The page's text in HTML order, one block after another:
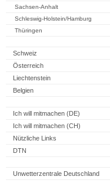
Sachsen-Anhalt
Schleswig-Holstein/Hamburg
Thüringen
Schweiz
Österreich
Liechtenstein
Belgien
Ich will mitmachen (DE)
Ich will mitmachen (CH)
Nützliche Links
DTN
Unwetterzentrale Deutschland